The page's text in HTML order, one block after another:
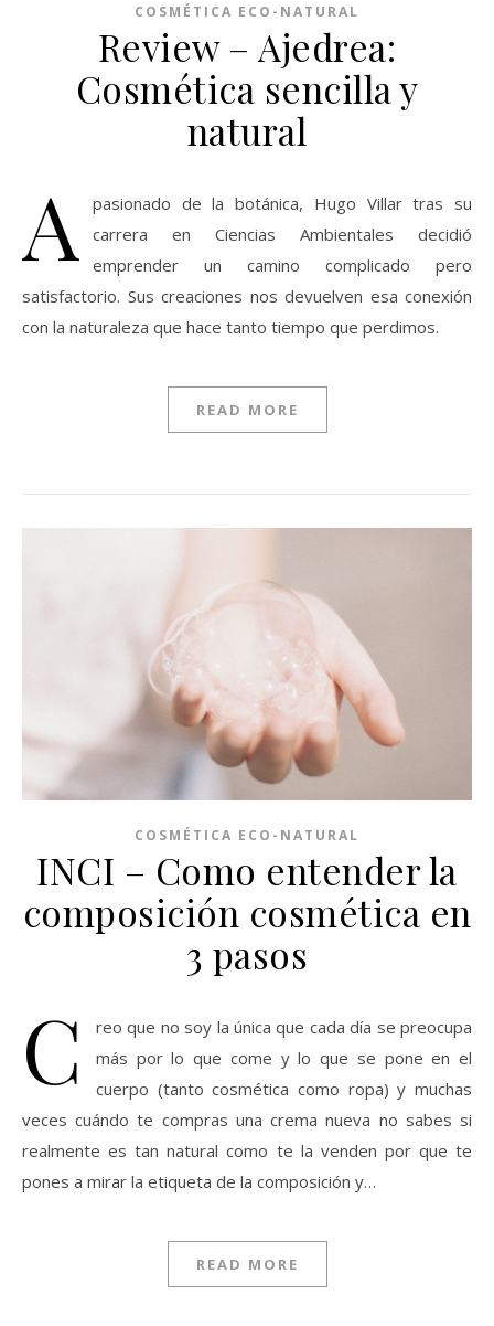
COSMÉTICA ECO-NATURAL
Review – Ajedrea:
Cosmética sencilla y
natural
A
pasionado de la botánica, Hugo Villar tras su
carrera en Ciencias Ambientales decidió
emprender un camino complicado pero
satisfactorio. Sus creaciones nos devuelven esa conexión
con la naturaleza que hace tanto tiempo que perdimos.
READ MORE
COSMÉTICA ECO-NATURAL
INCI – Como entender la
composición cosmética en
3 pasos
C
reo que no soy la única que cada día se preocupa
más por lo que come y lo que se pone en el
cuerpo (tanto cosmética como ropa) y muchas
veces cuándo te compras una crema nueva no sabes si
realmente es tan natural como te la venden por que te
pones a mirar la etiqueta de la composición y…
READ MORE